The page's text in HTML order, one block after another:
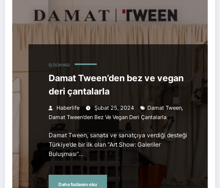
İŞ DÜNYASI
Damat Tween’den bez ve vegan
deri çantalarla
Haberlife Şubat 25, 2024 Damat Tween,
Damat Tween’den Bez Ve Vegan Deri Çantalarla
Damat Tween, sanata ve sanatçıya verdiği desteği
Türkiye’de bir ilk olan “Art Show: Galeriler
Buluşması”…
Daha fazlasını oku